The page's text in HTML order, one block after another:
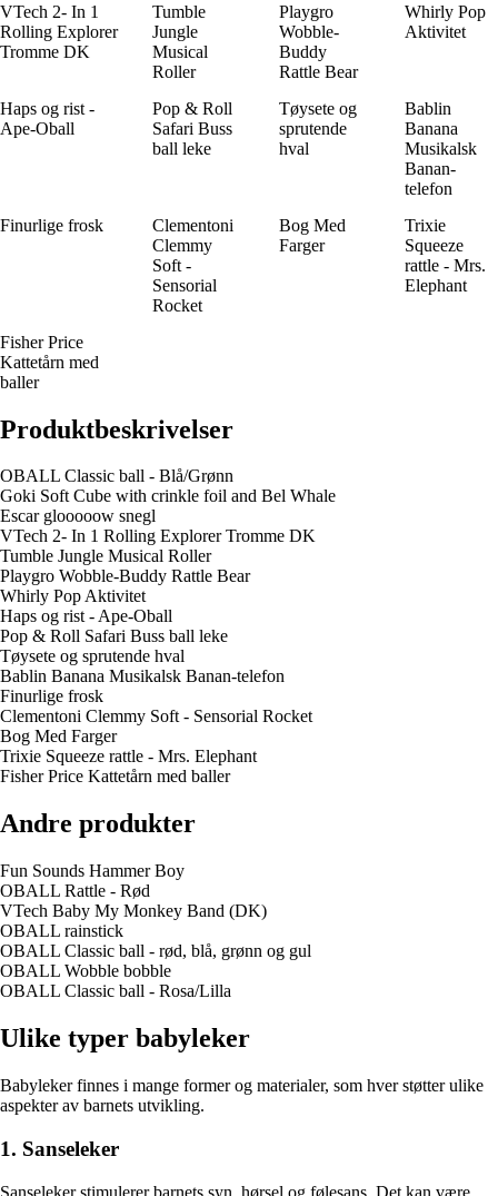
VTech 2- In 1
Rolling Explorer
Tromme DK
Tumble
Jungle
Musical
Roller
Playgro
Wobble-
Buddy
Rattle Bear
Whirly Pop
Aktivitet
Haps og rist -
Ape-Oball
Pop & Roll
Safari Buss
ball leke
Tøysete og
sprutende
hval
Bablin
Banana
Musikalsk
Banan-
telefon
Finurlige frosk
Clementoni
Clemmy
Soft -
Sensorial
Rocket
Bog Med
Farger
Trixie
Squeeze
rattle - Mrs.
Elephant
Fisher Price
Kattetårn med
baller
Produktbeskrivelser
OBALL Classic ball - Blå/Grønn
Goki Soft Cube with crinkle foil and Bel Whale
Escar glooooow snegl
VTech 2- In 1 Rolling Explorer Tromme DK
Tumble Jungle Musical Roller
Playgro Wobble-Buddy Rattle Bear
Whirly Pop Aktivitet
Haps og rist - Ape-Oball
Pop & Roll Safari Buss ball leke
Tøysete og sprutende hval
Bablin Banana Musikalsk Banan-telefon
Finurlige frosk
Clementoni Clemmy Soft - Sensorial Rocket
Bog Med Farger
Trixie Squeeze rattle - Mrs. Elephant
Fisher Price Kattetårn med baller
Andre produkter
Fun Sounds Hammer Boy
OBALL Rattle - Rød
VTech Baby My Monkey Band (DK)
OBALL rainstick
OBALL Classic ball - rød, blå, grønn og gul
OBALL Wobble bobble
OBALL Classic ball - Rosa/Lilla
Ulike typer babyleker
Babyleker finnes i mange former og materialer, som hver støtter ulike
aspekter av barnets utvikling.
1. Sanseleker
Sanseleker stimulerer barnets syn, hørsel og følesans. Det kan være